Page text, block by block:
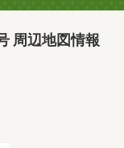
周辺地図情報